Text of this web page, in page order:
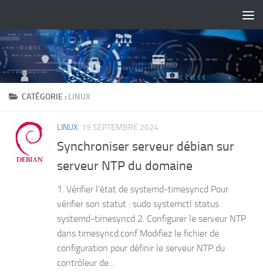
CATÉGORIE : LINUX
LINUX 19 SEPTEMBRE 2024
Synchroniser serveur débian sur
serveur NTP du domaine
1. Vérifier l’état de systemd-timesyncd Pour
vérifier son statut : sudo systemctl status
systemd-timesyncd 2. Configurer le serveur NTP
dans timesyncd.conf Modifiez le fichier de
configuration pour définir le serveur NTP du
contrôleur de...